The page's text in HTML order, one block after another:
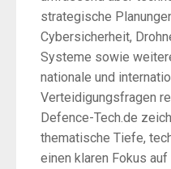
strategische
Cybersicherheit,
Systeme sowie
nationale und
Verteidigungsfragen
Defence-Tech.de
thematische Tiefe,
einen klaren Fokus auf